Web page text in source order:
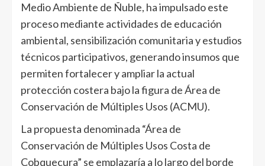
Medio Ambiente de Ñuble, ha impulsado este
proceso mediante actividades de educación
ambiental, sensibilización comunitaria y estudios
técnicos participativos, generando insumos que
permiten fortalecer y ampliar la actual
protección costera bajo la figura de Área de
Conservación de Múltiples Usos (ACMU).
La propuesta denominada “Área de
Conservación de Múltiples Usos Costa de
Cobquecura” se emplazaría a lo largo del borde